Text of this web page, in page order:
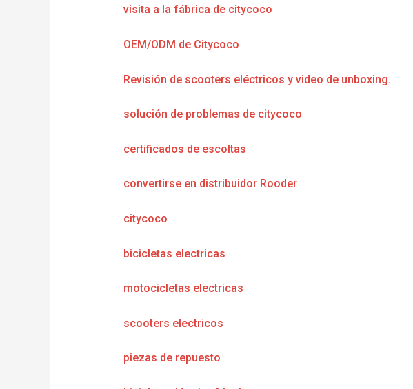
visita a la fábrica de citycoco
OEM/ODM de Citycoco
Revisión de scooters eléctricos y video de unboxing.
solución de problemas de citycoco
certificados de escoltas
convertirse en distribuidor Rooder
citycoco
bicicletas electricas
motocicletas electricas
scooters electricos
piezas de repuesto